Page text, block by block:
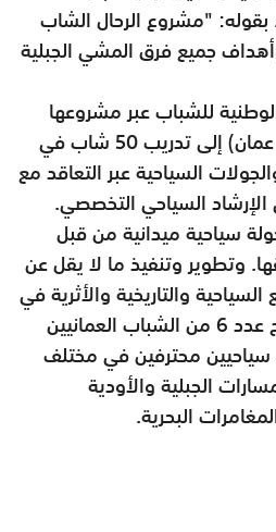
"مشروع الرحال الشاب
جميع فرق المشي الجبلية
للشباب عبر مشروعها
(الرحّال الشاب-استكشف عمان) إلى تدريب 50 شاب في
السياحية عبر التعاقد مع
السياحي التخصصي.
إلى تنظيم 20 جولة سياحية ميدانية من قبل
وتطوير وتنفيذ ما لا يقل عن
والتاريخية والأثرية في
عمان. هذا فضلا عن تخريج عدد 6 من الشباب العمانيين
سياحيين محترفين في مختلف
الجبلية والأودية
البحرية.